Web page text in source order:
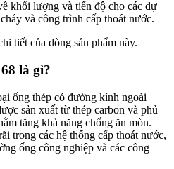
khối lượng và tiến độ cho các dự
và công trình cấp thoát nước.
tiết của dòng sản phẩm này.
là gì?
ống thép có đường kính ngoài
sản xuất từ thép carbon và phủ
tăng khả năng chống ăn mòn.
trong các hệ thống cấp thoát nước,
ống công nghiệp và các công